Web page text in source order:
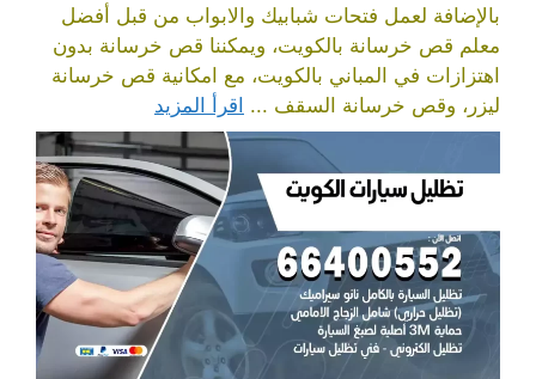
بالإضافة لعمل فتحات شبابيك والابواب من قبل أفضل
معلم قص خرسانة بالكويت، ويمكننا قص خرسانة بدون
اهتزازات في المباني بالكويت، مع امكانية قص خرسانة
ليزر، وقص خرسانة السقف ... اقرأ المزيد